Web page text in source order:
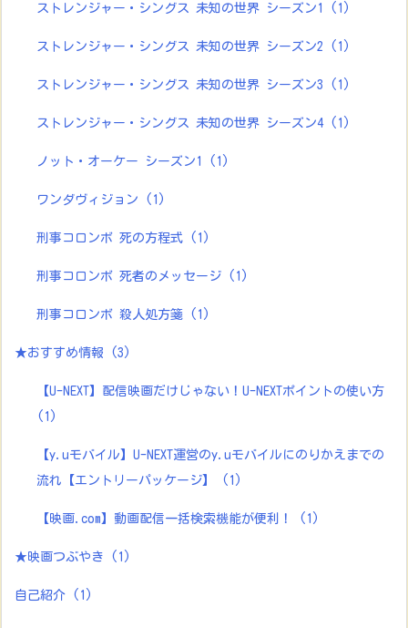
ストレンジャー・シングス 未知の世界 シーズン1 (1)
ストレンジャー・シングス 未知の世界 シーズン2 (1)
ストレンジャー・シングス 未知の世界 シーズン3 (1)
ストレンジャー・シングス 未知の世界 シーズン4 (1)
ノット・オーケー シーズン1 (1)
ワンダヴィジョン (1)
刑事コロンボ 死の方程式 (1)
刑事コロンボ 死者のメッセージ (1)
刑事コロンボ 殺人処方箋 (1)
★おすすめ情報 (3)
【U-NEXT】配信映画だけじゃない！U-NEXTポイントの使い方
(1)
【y.uモバイル】U-NEXT運営のy.uモバイルにのりかえまでの
流れ【エントリーパッケージ】
(1)
【映画.com】動画配信一括検索機能が便利！ (1)
★映画つぶやき (1)
自己紹介 (1)